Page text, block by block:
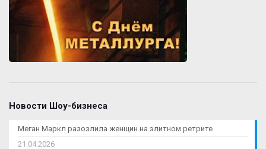
Новости Шоу-бизнеса
Меган Маркл разозлила женщин на элитном ретрите
21.04.2026